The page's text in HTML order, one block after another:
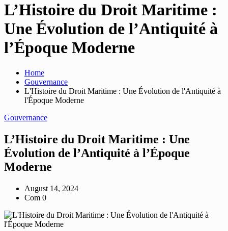
L’Histoire du Droit Maritime :
Une Évolution de l’Antiquité à
l’Époque Moderne
Home
Gouvernance
L'Histoire du Droit Maritime : Une Évolution de l'Antiquité à
l'Époque Moderne
Gouvernance
L’Histoire du Droit Maritime : Une
Évolution de l’Antiquité à l’Époque
Moderne
August 14, 2024
Com 0